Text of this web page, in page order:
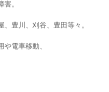
。
豊川、刈谷、豊田等々。
電車移動、